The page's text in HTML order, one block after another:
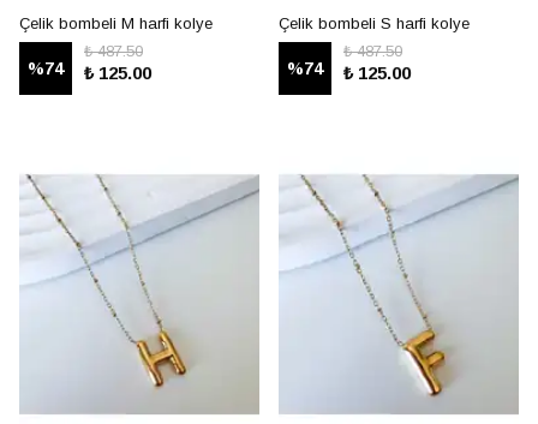
Çelik bombeli M harfi kolye
%74
₺ 487.50
₺ 125.00
Çelik bombeli S harfi kolye
%74
₺ 487.50
₺ 125.00